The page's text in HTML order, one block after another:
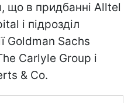
що в придбанні Alltel
і підрозділ
Goldman Sachs
Carlyle Group і
& Co.